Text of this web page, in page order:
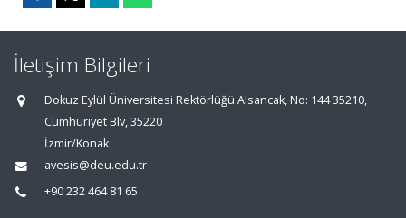
İletişim Bilgileri
Dokuz Eylül Üniversitesi Rektörlüğü Alsancak, No: 144 35210,
Cumhuriyet Blv, 35220
İzmir/Konak
avesis@deu.edu.tr
+90 232 464 81 65